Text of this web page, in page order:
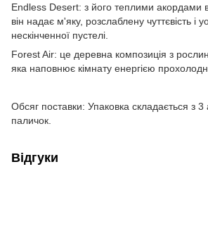
Endless Desert: з його теплими акордами
він надає м'яку, розслаблену чуттєвість і
нескінченної пустелі.
Forest Air: це деревна композиція з
яка наповнює кімнату енергією
Обсяг поставки: Упаковка складається з
паличок.
Відгуки